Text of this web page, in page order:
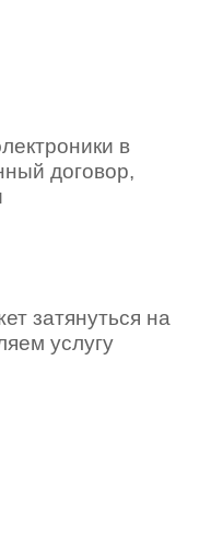
в
договор,
затянуться на
услугу